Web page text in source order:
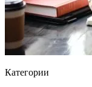
Категории